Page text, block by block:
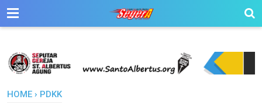
HOME › PDKK